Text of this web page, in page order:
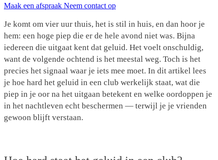
Maak een afspraak Neem contact op
Je komt om vier uur thuis, het is stil in huis, en dan hoor je
hem: een hoge piep die er de hele avond niet was. Bijna
iedereen die uitgaat kent dat geluid. Het voelt onschuldig,
want de volgende ochtend is het meestal weg. Toch is het
precies het signaal waar je iets mee moet. In dit artikel lees
je hoe hard het geluid in een club werkelijk staat, wat die
piep in je oor na het uitgaan betekent en welke oordoppen je
in het nachtleven echt beschermen — terwijl je je vrienden
gewoon blijft verstaan.